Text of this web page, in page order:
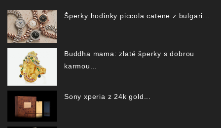
Šperky hodinky piccola catene z bulgari...
Buddha mama: zlaté šperky s dobrou
karmou...
Sony xperia z 24k gold...